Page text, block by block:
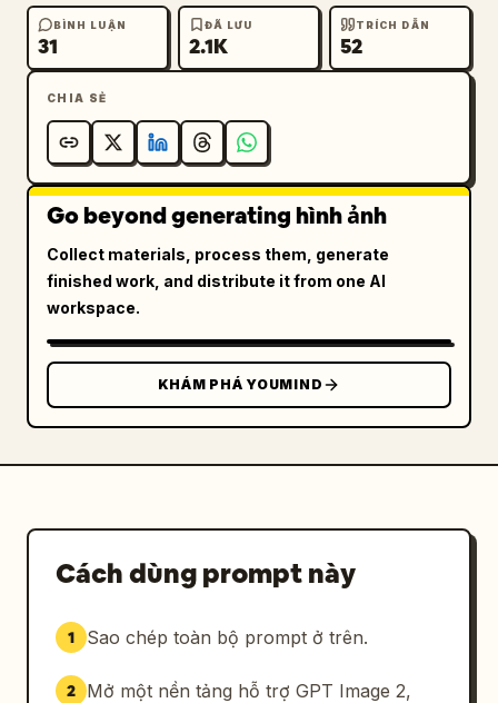
BÌNH LUẬN
31
ĐÃ LƯU
2.1K
TRÍCH DẪN
52
CHIA SẺ
Go beyond generating hình ảnh
Collect materials, process them, generate
finished work, and distribute it from one AI
workspace.
KHÁM PHÁ YOUMIND
Cách dùng prompt này
1 Sao chép toàn bộ prompt ở trên.
2
Mở một nền tảng hỗ trợ GPT Image 2,